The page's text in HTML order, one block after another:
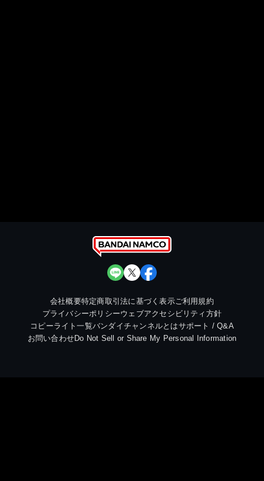
会社概要特定商取引法に基づく表示ご利用規約
プライバシーポリシーウェブアクセシビリティ方針
コピーライト一覧バンダイチャンネルとはサポート / Q&A
お問い合わせDo Not Sell or Share My Personal Information